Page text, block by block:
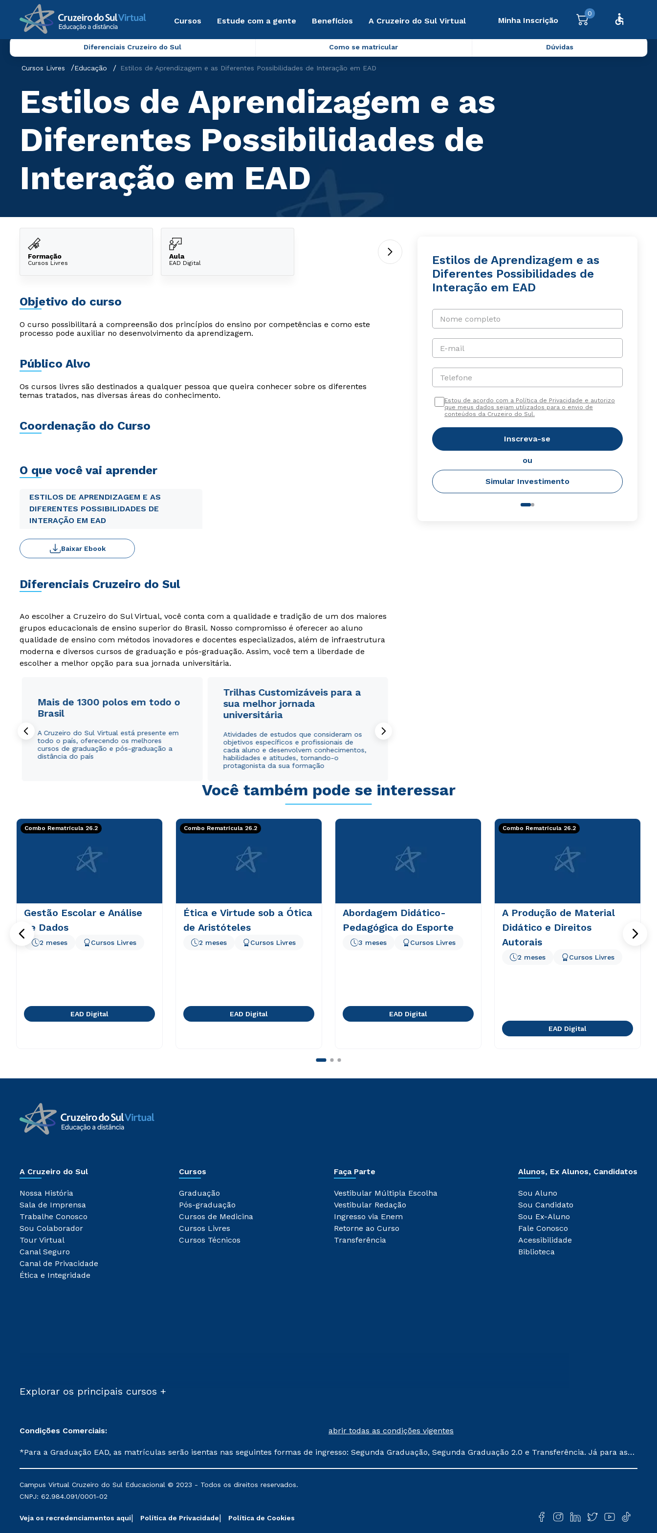
Cursos Estude com a gente Benefícios A Cruzeiro do Sul Virtual Minha Inscrição
0
Diferenciais Cruzeiro do Sul Como se matricular Dúvidas
Cursos Livres Educação Estilos de Aprendizagem e as Diferentes Possibilidades de Interação em EAD
Estilos de Aprendizagem e as
Diferentes Possibilidades de
Interação em EAD
Formação
Cursos Livres
Aula
EAD Digital
Objetivo do curso
O curso possibilitará a compreensão dos princípios do ensino por competências e como este
processo pode auxiliar no desenvolvimento da aprendizagem.
Público Alvo
Os cursos livres são destinados a qualquer pessoa que queira conhecer sobre os diferentes
temas tratados, nas diversas áreas do conhecimento.
Coordenação do Curso
O que você vai aprender
ESTILOS DE APRENDIZAGEM E AS
DIFERENTES POSSIBILIDADES DE
INTERAÇÃO EM EAD
Baixar Ebook
Diferenciais Cruzeiro do Sul
Ao escolher a Cruzeiro do Sul Virtual, você conta com a qualidade e tradição de um dos maiores
grupos educacionais de ensino superior do Brasil. Nosso compromisso é oferecer ao aluno
qualidade de ensino com métodos inovadores e docentes especializados, além de infraestrutura
moderna e diversos cursos de graduação e pós-graduação. Assim, você tem a liberdade de
escolher a melhor opção para sua jornada universitária.
Mais de 1300 polos em todo o
Brasil
A Cruzeiro do Sul Virtual está presente em
todo o país, oferecendo os melhores
cursos de graduação e pós-graduação a
distância do país
Trilhas Customizáveis para a
sua melhor jornada
universitária
Atividades de estudos que consideram os
objetivos específicos e profissionais de
cada aluno e desenvolvem conhecimentos,
habilidades e atitudes, tornando-o
protagonista da sua formação
Estilos de Aprendizagem e as
Diferentes Possibilidades de
Interação em EAD
Nome completo
E-mail
Telefone
Estou de acordo com a Política de Privacidade e autorizo
que meus dados sejam utilizados para o envio de
conteúdos da Cruzeiro do Sul.
Inscreva-se
ou
Simular Investimento
Você também pode se interessar
Combo Rematrícula 26.2
Gestão Escolar e Análise
de Dados
2 meses Cursos Livres
EAD Digital
Combo Rematrícula 26.2
Ética e Virtude sob a Ótica
de Aristóteles
2 meses Cursos Livres
EAD Digital
Abordagem Didático-
Pedagógica do Esporte
3 meses Cursos Livres
EAD Digital
Combo Rematrícula 26.2
A Produção de Material
Didático e Direitos
Autorais
2 meses Cursos Livres
EAD Digital
A Cruzeiro do Sul
Nossa História
Sala de Imprensa
Trabalhe Conosco
Sou Colaborador
Tour Virtual
Canal Seguro
Canal de Privacidade
Ética e Integridade
Cursos
Graduação
Pós-graduação
Cursos de Medicina
Cursos Livres
Cursos Técnicos
Faça Parte
Vestibular Múltipla Escolha
Vestibular Redação
Ingresso via Enem
Retorne ao Curso
Transferência
Alunos, Ex Alunos, Candidatos
Sou Aluno
Sou Candidato
Sou Ex-Aluno
Fale Conosco
Acessibilidade
Biblioteca
Explorar os principais cursos +
Condições Comerciais: abrir todas as condições vigentes
*Para a Graduação EAD, as matrículas serão isentas nas seguintes formas de ingresso: Segunda Graduação, Segunda Graduação 2.0 e Transferência. Já para as
mantidos conforme negociação. Descontos institucionais poderão sofrer alterações nos períodos de rematrícula conforme exposto no contrato de prestação de
serviços.
Campus Virtual Cruzeiro do Sul Educacional © 2023 - Todos os direitos reservados.
CNPJ: 62.984.091/0001-02
Veja os recredenciamentos aqui Política de Privacidade Política de Cookies
WhatsApp
ou
Estou de acordo com aPolítica de Privacidade.e
autorizo que meus dados sejam utilizados para o
WhatsApp
ou
Estou de acordo com aPolítica de Privacidade.e
autorizo que meus dados sejam utilizados para o